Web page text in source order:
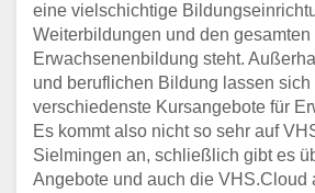
eine vielschichtige
Weiterbildungen und den
Erwachsenenbildung steht.
und beruflichen Bildung lassen sich
verschiedenste Kursangebote für
Es kommt also nicht so sehr auf
Sielmingen an, schließlich gibt es
Angebote und auch die VHS.Cloud